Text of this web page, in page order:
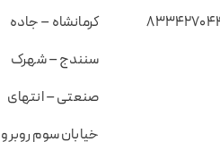
کرمانشاه – جاده
سنندج – شهرک
صنعتی – انتهای
خیابان سوم